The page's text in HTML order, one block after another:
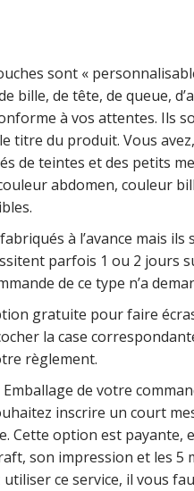
sont «
bille, de tête, de queue,
à vos attentes. Ils
titre du produit. Vous
de teintes et des petits
abdomen, couleur
à l’avance mais
parfois 1 ou 2 jours
de ce type n’a
gratuite pour faire
la case
règlement.
de votre
inscrire un court
Cette option est
son impression et les
ce service, il vous